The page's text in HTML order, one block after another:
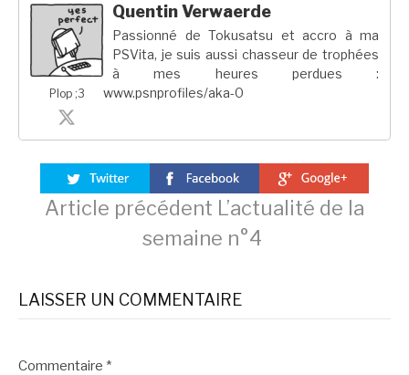
Plop ;3
Quentin Verwaerde
Passionné de Tokusatsu et accro à ma
PSVita, je suis aussi chasseur de trophées
à mes heures perdues :
www.psnprofiles/aka-0
Lire
la
suite
Article précédent L’actualité de la
semaine n°4
LAISSER UN COMMENTAIRE
Commentaire *